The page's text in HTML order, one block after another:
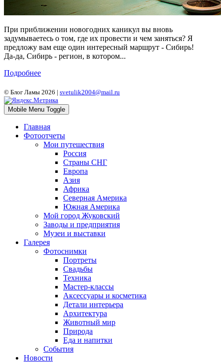
При приближении новогодних каникул вы вновь
задумываетесь о том, где их провести и чем заняться? Я
предложу вам еще один интересный маршрут - Сибирь!
Да-да, Сибирь - регион, в котором...
Подробнее
© Блог Ламы 2026 | svetulik2004@mail.ru
Mobile Menu Toggle
Главная
Фотоотчеты
Мои путешествия
Россия
Страны СНГ
Европа
Азия
Африка
Северная Америка
Южная Америка
Мой город Жуковский
Заводы и предприятия
Музеи и выставки
Галерея
Фотоснимки
Портреты
Свадьбы
Техника
Мастер-классы
Аксессуары и косметика
Детали интерьера
Архитектура
Животный мир
Природа
Еда и напитки
События
Новости